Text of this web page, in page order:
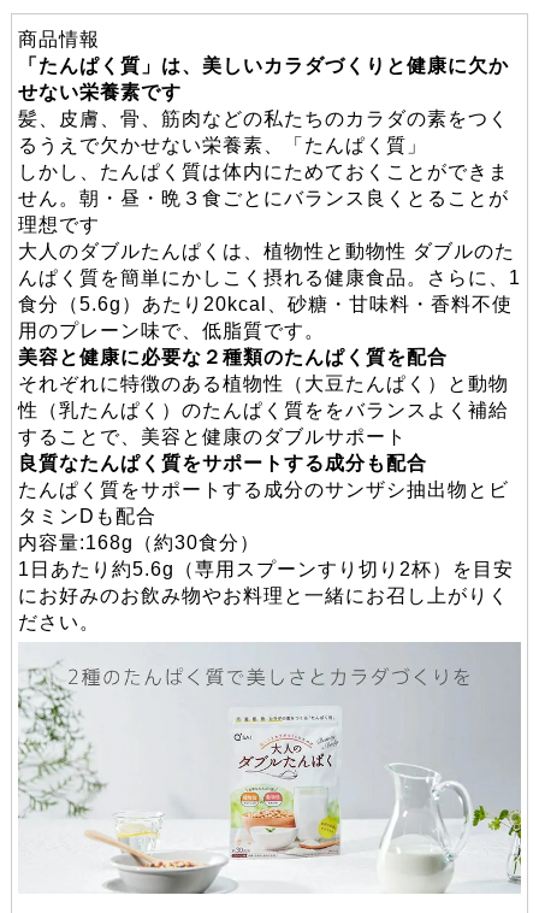
商品情報
「たんぱく質」は、美しいカラダづくりと健康に欠か
せない栄養素です
髪、皮膚、骨、筋肉などの私たちのカラダの素をつく
るうえで欠かせない栄養素、「たんぱく質」
しかし、たんぱく質は体内にためておくことができま
せん。朝・昼・晩３食ごとにバランス良くとることが
理想です
大人のダブルたんぱくは、植物性と動物性 ダブルのた
んぱく質を簡単にかしこく摂れる健康食品。さらに、1
食分（5.6g）あたり20kcal、砂糖・甘味料・香料不使
用のプレーン味で、低脂質です。
美容と健康に必要な２種類のたんぱく質を配合
それぞれに特徴のある植物性（大豆たんぱく）と動物
性（乳たんぱく）のたんぱく質ををバランスよく補給
することで、美容と健康のダブルサポート
良質なたんぱく質をサポートする成分も配合
たんぱく質をサポートする成分のサンザシ抽出物とビ
タミンDも配合
内容量:168g（約30食分）
1日あたり約5.6g（専用スプーンすり切り2杯）を目安
にお好みのお飲み物やお料理と一緒にお召し上がりく
ださい。